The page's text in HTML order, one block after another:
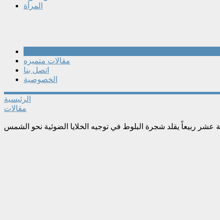
المرأة
مقالات متميزه
اتصل بنا
الخصوصية
الرئيسية
مقالات
عشر ربيعاً يقلد شجرة البلوط في توجيه الخلايا الضوئية نحو الشمس